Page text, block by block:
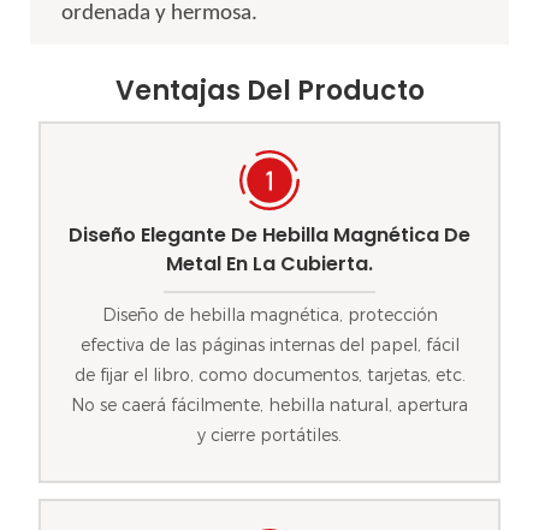
ordenada y hermosa.
Ventajas Del Producto
Diseño Elegante De Hebilla Magnética De
Metal En La Cubierta.
Diseño de hebilla magnética, protección
efectiva de las páginas internas del papel, fácil
de fijar el libro, como documentos, tarjetas, etc.
No se caerá fácilmente, hebilla natural, apertura
y cierre portátiles.